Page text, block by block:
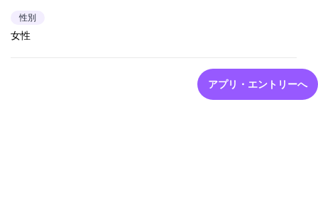
性別
女性
アプリ・エントリーへ